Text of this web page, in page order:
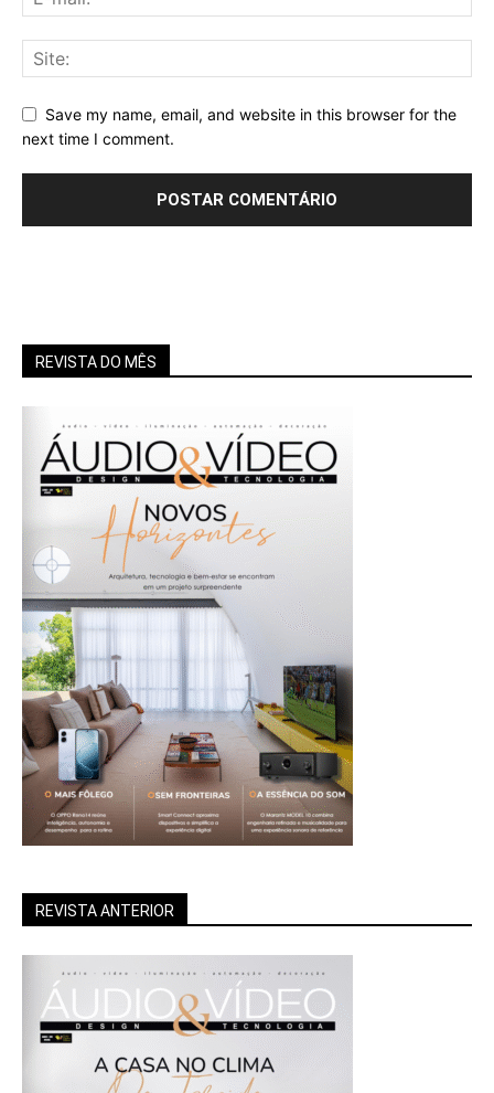
Save my name, email, and website in this browser for the
next time I comment.
REVISTA DO MÊS
REVISTA ANTERIOR